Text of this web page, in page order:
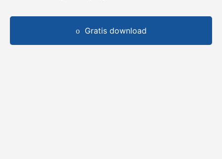
Gratis download